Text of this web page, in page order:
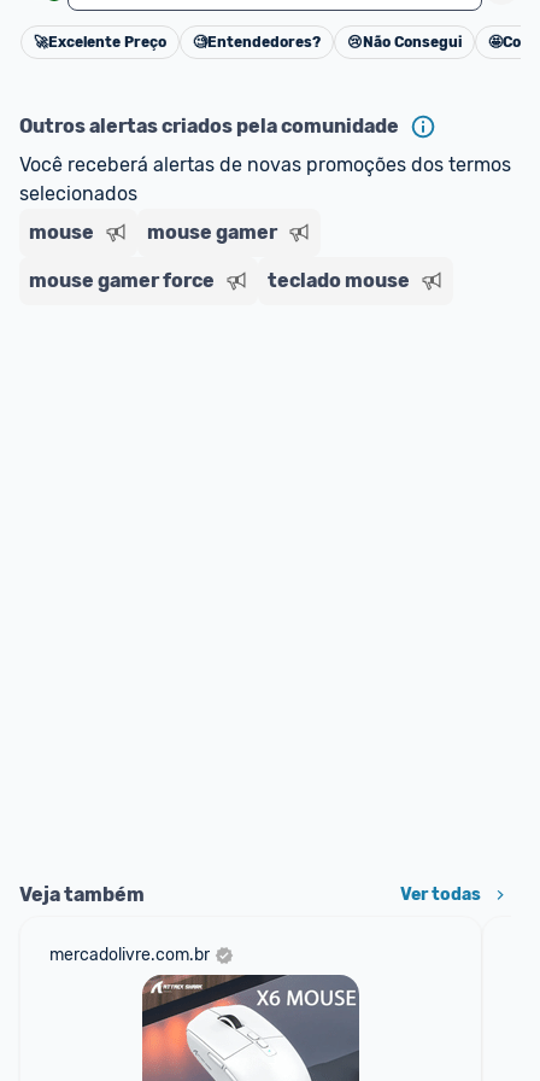
Cancelar
🚀Excelente Preço 🧐Entendedores? 😢 Não Consegui 🤩
Outros alertas criados pela comunidade
Você receberá alertas de novas promoções dos termos
selecionados
mouse
mouse gamer
mouse gamer force teclado mouse
Veja também Ver todas
mercadolivre.com.br